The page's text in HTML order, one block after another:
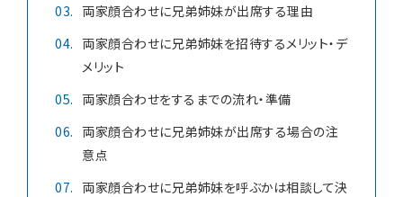
無料相談お申込み
資料請求 お問合せ
両家顔合わせに兄弟姉妹が出席する理由
両家顔合わせに兄弟姉妹を招待するメリット・デ
メリット
両家顔合わせをするまでの流れ・準備
両家顔合わせに兄弟姉妹が出席する場合の注
意点
両家顔合わせに兄弟姉妹を呼ぶかは相談して決